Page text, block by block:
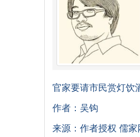
官家要请市民赏灯饮
作者：吴钩
来源：作者授权 儒家